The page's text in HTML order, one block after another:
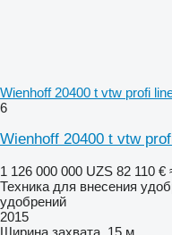
Wienhoff 20400 t vtw profi
6
Wienhoff 20400 t vtw
1 126 000 000 UZS 82 110 €
Техника для внесения
удобрений
2015
Ширина захвата 15 м